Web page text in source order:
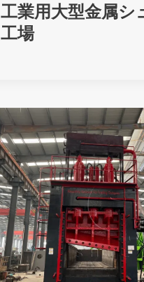
工業用大型金属シ
工場